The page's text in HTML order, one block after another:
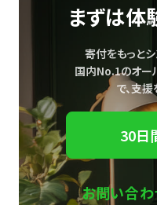
まずは体
寄付をもっとシ
国内No.1のオー
で、支援
30日
お問い合わ